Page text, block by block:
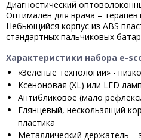
Диагностический
Оптимален для врача –
Небьющийся корпус из ABS
стандартных пальчиковых
Характеристики набора e-
«Зеленые технологии» -
Ксеноновая (XL) или LED
Антибликовое (мало
Глянцевый, нескользящий
пластика
Металлический держатель –